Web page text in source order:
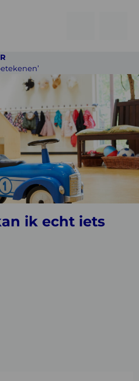
ik echt iets